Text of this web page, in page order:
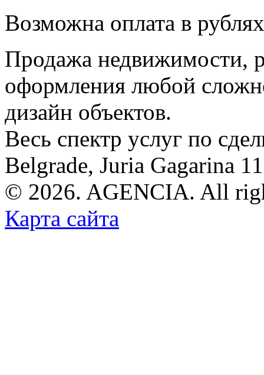
Возможна оплата в
Продажа недвижимости,
оформления любой
дизайн объектов.
Весь спектр услуг по
Belgrade, Juria Gagarina
© 2026. AGENCIA. All
Карта сайта